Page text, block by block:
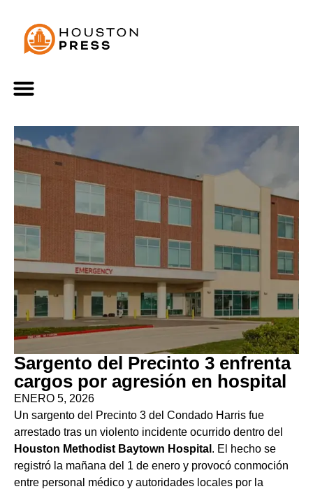
Sargento del Precinto 3 enfrenta
cargos por agresión en hospital
ENERO 5, 2026
Un sargento del Precinto 3 del Condado Harris fue
arrestado tras un violento incidente ocurrido dentro del
Houston Methodist Baytown Hospital . El hecho se
registró la mañana del 1 de enero y provocó conmoción
entre personal médico y autoridades locales por la